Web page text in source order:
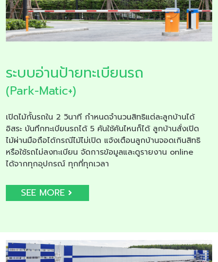
ระบบอ่านป้ายทะเบียนรถ
(Park-Matic+)
เปิดไม้กั้นรถใน 2 วินาที กำหนดจำนวนสิทธิแต่ละลูกบ้านได้
อิสระ บันทึกทะเบียนรถได้ 5 คันใช้คันไหนก็ได้ ลูกบ้านสั่งเปิด
ไม้ผ่านมือถือได้กรณีไม้ไม่เปิด แจ้งเตือนลูกบ้านจอดเกินสิทธิ
หรือใช้รถไม่ลงทะเบียน จัดการข้อมูลและดูรายงาน online
ได้จากทุกอุปกรณ์ ทุกที่ทุกเวลา
SEE MORE